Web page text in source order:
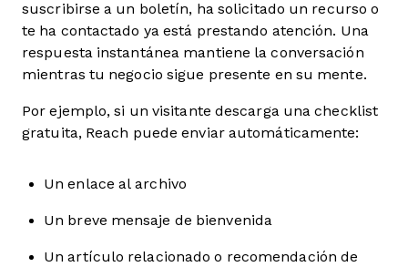
suscribirse a un boletín, ha solicitado un recurso o
te ha contactado ya está prestando atención. Una
respuesta instantánea mantiene la conversación
mientras tu negocio sigue presente en su mente.
Por ejemplo, si un visitante descarga una checklist
gratuita, Reach puede enviar automáticamente:
Un enlace al archivo
Un breve mensaje de bienvenida
Un artículo relacionado o recomendación de